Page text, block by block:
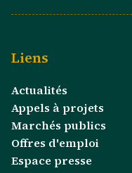
Liens
Actualités
Appels à projets
Marchés publics
Offres d'emploi
Espace presse